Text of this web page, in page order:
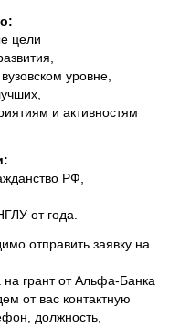
цели
уровне,
и активностям
РФ,
от года.
отправить заявку на
грант от Альфа-Банка
от вас контактную
должность,